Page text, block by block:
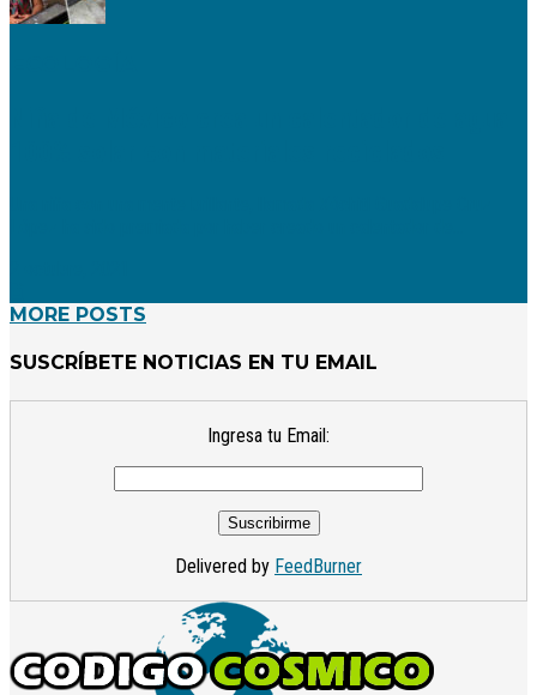
MORE POSTS
SUSCRÍBETE NOTICIAS EN TU EMAIL
Ingresa tu Email:
Delivered by FeedBurner